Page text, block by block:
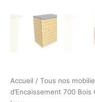
Accueil / Tous nos
d’Encaissement 700